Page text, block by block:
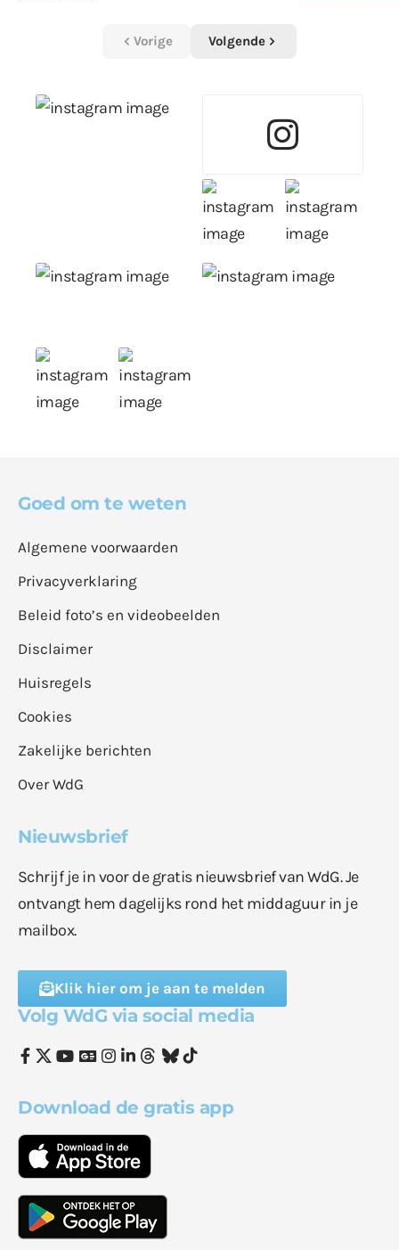
Vorige Volgende
Goed om te weten
Algemene voorwaarden
Privacyverklaring
Beleid foto’s en videobeelden
Disclaimer
Huisregels
Cookies
Zakelijke berichten
Over WdG
Nieuwsbrief
Schrijf je in voor de gratis nieuwsbrief van WdG. Je
ontvangt hem dagelijks rond het middaguur in je
mailbox.
Klik hier om je aan te melden
Volg WdG via social media
Download de gratis app